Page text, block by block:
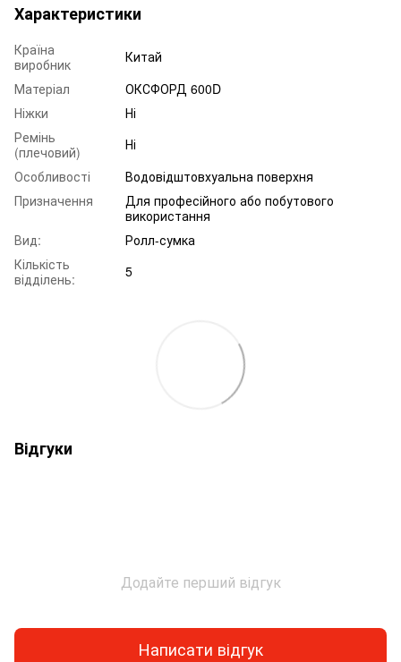
Характеристики
Країна
виробник
Китай
Матеріал
ОКСФОРД 600D
Ніжки
Ні
Ремінь
(плечовий)
Ні
Особливості
Водовідштовхуальна поверхня
Призначення
Для професійного або побутового
використання
Вид:
Ролл-сумка
Кількість
відділень:
5
Відгуки
Додайте перший відгук
Написати відгук